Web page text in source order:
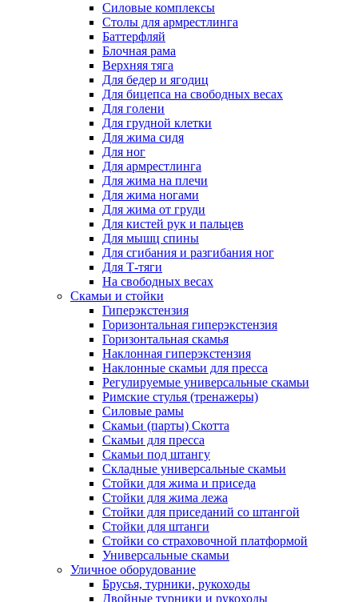
Силовые комплексы
Столы для армрестлинга
Баттерфляй
Блочная рама
Верхняя тяга
Для бедер и ягодиц
Для бицепса на свободных весах
Для голени
Для грудной клетки
Для жима сидя
Для ног
Для армрестлинга
Для жима на плечи
Для жима ногами
Для жима от груди
Для кистей рук и пальцев
Для мышц спины
Для сгибания и разгибания ног
Для Т-тяги
На свободных весах
Скамьи и стойки
Гиперэкстензия
Горизонтальная гиперэкстензия
Горизонтальная скамья
Наклонная гиперэкстензия
Наклонные скамьи для пресса
Регулируемые универсальные скамьи
Римские стулья (тренажеры)
Силовые рамы
Скамьи (парты) Скотта
Скамьи для пресса
Скамьи под штангу
Складные универсальные скамьи
Стойки для жима и приседа
Стойки для жима лежа
Стойки для приседаний со штангой
Стойки для штанги
Стойки со страховочной платформой
Универсальные скамьи
Уличное оборудование
Брусья, турники, рукоходы
Двойные турники и рукоходы